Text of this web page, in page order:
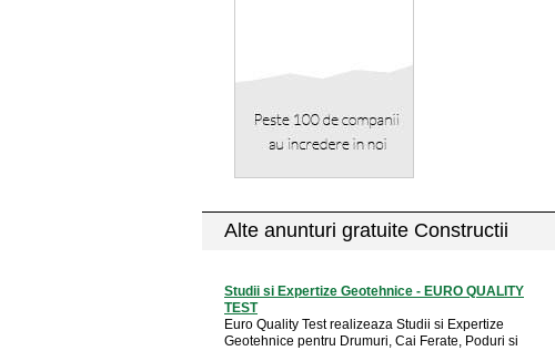
Alte anunturi gratuite Constructii
Studii si Expertize Geotehnice - EURO QUALITY
TEST
Euro Quality Test realizeaza Studii si Expertize
Geotehnice pentru Drumuri, Cai Ferate, Poduri si